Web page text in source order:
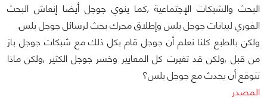
البحث والشبكات الإجتماعية ,كما ينوي جوجل أيضا إنعاش البحث
الفوري لبيانات جوجل بلس وإطلاق محرك بحث لرسائل جوجل بلس.
ولكن بالطبع كلنا نعلم أن جوجل قام بكل ذلك مع شبكات جوجل باز
من قبل ,ولكن قد تغيرت كل المعايير وخسر جوجل الكثير ,ولكن ماذا
تتوقع أن يحدث مع جوجل بلس؟
المصدر